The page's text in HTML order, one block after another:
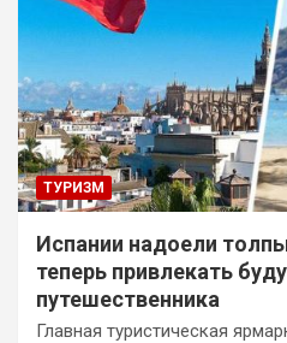
ТУРИЗМ
Испании надоели
теперь привлекать
путешественника
Главная туристическая